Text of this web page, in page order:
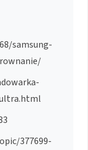
samsung-
377699-